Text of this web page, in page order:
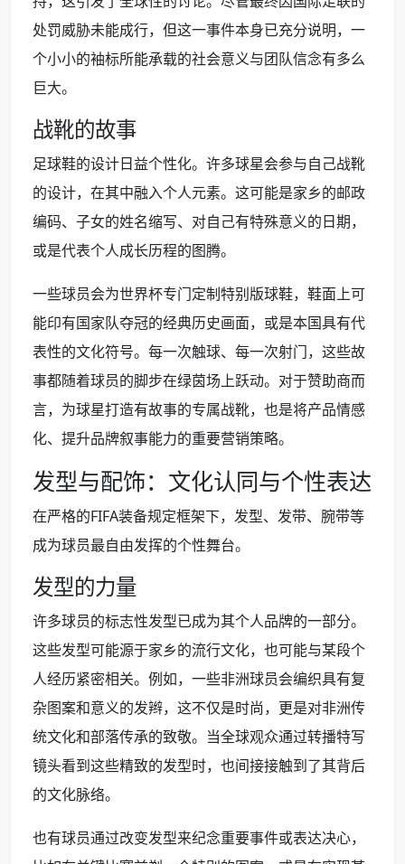
处罚威胁未能成行，但这一事件本身已充分说明，一
个小小的袖标所能承载的社会意义与团队信念有多么
巨大。
战靴的故事
足球鞋的设计日益个性化。许多球星会参与自己战靴
的设计，在其中融入个人元素。这可能是家乡的邮政
编码、子女的姓名缩写、对自己有特殊意义的日期，
或是代表个人成长历程的图腾。
一些球员会为世界杯专门定制特别版球鞋，鞋面上可
能印有国家队夺冠的经典历史画面，或是本国具有代
表性的文化符号。每一次触球、每一次射门，这些故
事都随着球员的脚步在绿茵场上跃动。对于赞助商而
言，为球星打造有故事的专属战靴，也是将产品情感
化、提升品牌叙事能力的重要营销策略。
发型与配饰：文化认同与个性表达
在严格的FIFA装备规定框架下，发型、发带、腕带等
成为球员最自由发挥的个性舞台。
发型的力量
许多球员的标志性发型已成为其个人品牌的一部分。
这些发型可能源于家乡的流行文化，也可能与某段个
人经历紧密相关。例如，一些非洲球员会编织具有复
杂图案和意义的发辫，这不仅是时尚，更是对非洲传
统文化和部落传承的致敬。当全球观众通过转播特写
镜头看到这些精致的发型时，也间接接触到了其背后
的文化脉络。
也有球员通过改变发型来纪念重要事件或表达决心，